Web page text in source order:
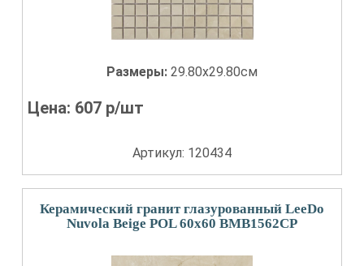
Размеры: 29.80x29.80см
Цена: 607 р/шт
Артикул: 120434
Керамический гранит глазурованный LeeDo
Nuvola Beige POL 60x60 BMB1562CP